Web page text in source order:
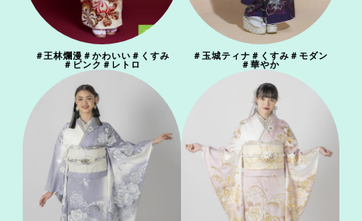
＃ 王林爛漫 ＃かわいい ＃ くすみ
＃ ピンク ＃ レトロ
＃ 玉城ティナ ＃ くすみ ＃ モダン
＃ 華やか